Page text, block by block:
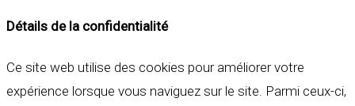
Détails de la confidentialité
Ce site web utilise des cookies pour améliorer votre
expérience lorsque vous naviguez sur le site. Parmi ceux-ci,